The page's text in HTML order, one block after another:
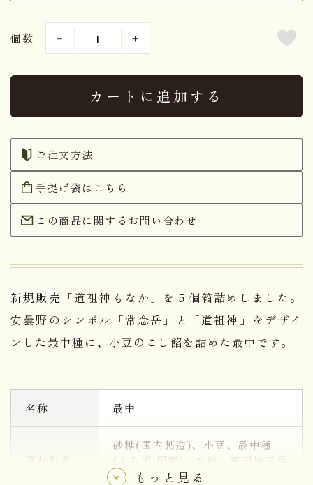
個数
カートに追加する
ご注文方法
手提げ袋はこちら
この商品に関するお問い合わせ
新規販売 「道祖神もなか」を５個箱詰めしました。
安曇野のシンボル「常念岳」と「道祖神」をデザイ
ンした最中種に、小豆のこし餡を詰めた最中です。
名称 最中
原材料名
砂糖(国内製造)、小豆、最中種
(もち米:国産)、水飴、寒天加工品
(麦芽糖、寒天)、寒天
もっと見る